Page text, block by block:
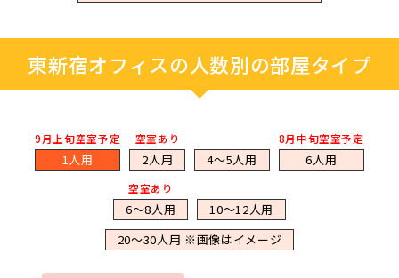
東新宿オフィスの人数別の部屋タイプ
9月上旬空室予定
1人用
空室あり
2人用 4～5人用
8月中旬空室予定
6人用
空室あり
6～8人用
10～12人用
20～30人用 ※画像はイメージ